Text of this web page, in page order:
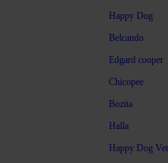
Happy Dog
Belcando
Edgard cooper
Chicopee
Bozita
Halla
Happy Dog